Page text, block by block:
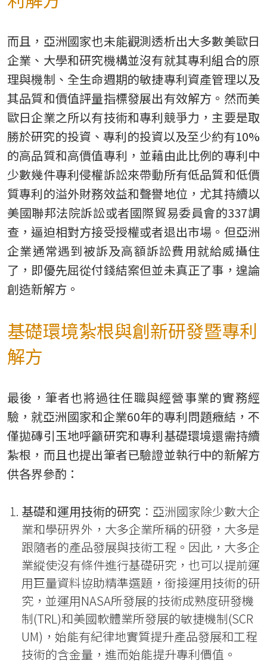
而且，亞洲國家也未能觀測透析出大多數美歐日
企業、大學和研究機構並沒有就其專利組合的原
理與機制、全生命週期的敏捷專利資產管理以及
其品質和價值評量指標發展出有效解方。然而美
歐日企業之所以有技術和專利競爭力，主要是取
勝於研究的投資、專利的投資以及至少約有10%
的高品質和高價值專利，並藉由此比例的專利中
少數幾件專利侵權訴訟來帶動所有低品質和低價
質專利的溢外財務效益和聲譽地位，尤其持續以
美國聯邦法院訴訟或者國際貿易委員會的337調
查，逼迫相對方接受授權或者退出市場。但亞洲
企業通常遇到被訴及高額訴訟費用就給威攝住
了，即優先屈從付錢結案但並未真正了事，遑論
創造新解方。
基礎環境紮根與創新研發暨專利
解方
最後，筆者也將過往任職與經營事業的實務經
驗，就亞洲國家和企業60年的專利問題癥結，不
僅拋磚引玉地呼籲研究和專利基礎環境還需持續
紮根，而且也提出筆者已驗證並執行中的新解方
供各界參酌：
基礎和運用技術的研究 ：亞洲國家除少數大企
業和學研界外，大多企業所稱的研發，大多是
跟隨者的產品發展與技術工程。因此，大多企
業縱使沒有條件進行基礎研究，也可以提前運
用巨量資料協助精準選題，銜接運用技術的研
究，並運用NASA所發展的技術成熟度研發機
制(TRL)和美國軟體業所發展的敏捷機制(SCR
UM)，始能有紀律地實質提升產品發展和工程
技術的含金量，進而始能提升專利價值。